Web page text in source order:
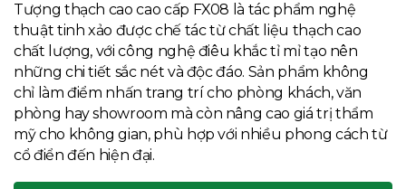
Tượng thạch cao cao cấp FX08 là tác phẩm nghệ
thuật tinh xảo được chế tác từ chất liệu thạch cao
chất lượng, với công nghệ điêu khắc tỉ mỉ tạo nên
những chi tiết sắc nét và độc đáo. Sản phẩm không
chỉ làm điểm nhấn trang trí cho phòng khách, văn
phòng hay showroom mà còn nâng cao giá trị thẩm
mỹ cho không gian, phù hợp với nhiều phong cách từ
cổ điển đến hiện đại.